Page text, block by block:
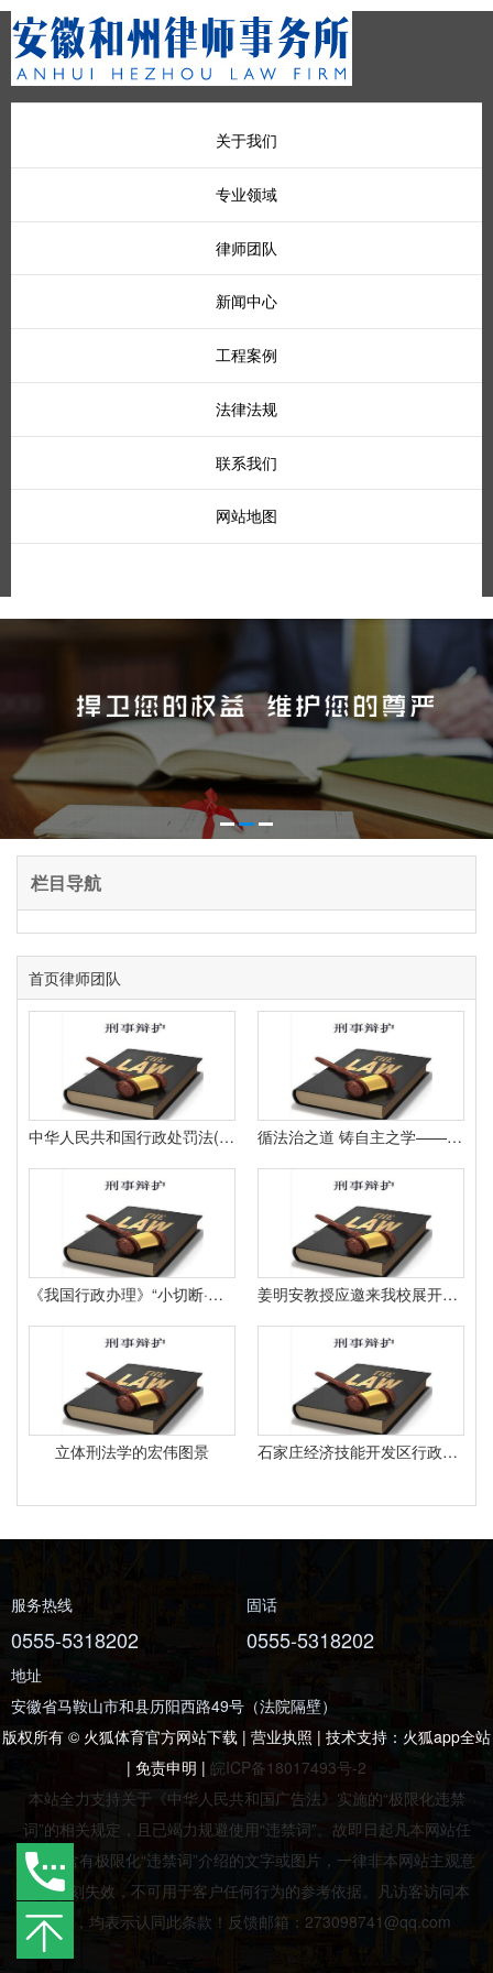
关于我们
专业领域
律师团队
新闻中心
工程案例
法律法规
联系我们
网站地图
栏目导航
首页律师团队
中华人民共和国行政处罚法(2021修订) 循法治之道 铸自主之学——访中国人民大学校长马怀德
《我国行政办理》“小切断·大问题”工作坊（第九轮）第一次研讨会在我国人民大学举办 姜明安教授应邀来我校展开学术讲座
立体刑法学的宏伟图景 石家庄经济技能开发区行政批阅局关于高端紧固件可控气氛热处理技能提高改造项目环境影响陈述表批阅定见公告
服务热线
0555-5318202
固话
0555-5318202
地址
安徽省马鞍山市和县历阳西路49号（法院隔壁）
版权所有 © 火狐体育官方网站下载 | 营业执照 | 技术支持： 火狐app全站
| 免责申明 | 皖ICP备18017493号-2
本站全力支持关于《中华人民共和国广告法》实施的“极限化违禁
词”的相关规定，且已竭力规避使用“违禁词”。故即日起凡本网站任
意页面含有极限化“违禁词”介绍的文字或图片，一律非本网站主观意
愿并即刻失效，不可用于客户任何行为的参考依据。凡访客访问本
网站，均表示认同此条款！反馈邮箱：273098741@qq.com